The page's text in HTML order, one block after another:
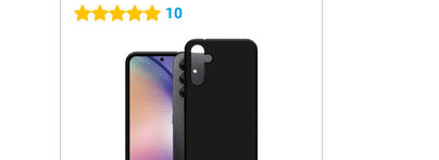
5 sterren 10